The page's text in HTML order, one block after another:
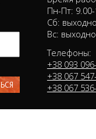
Пн-Пт:
Сб:
Вс:
Телефоны:
+38 093
+38 067
+38 067